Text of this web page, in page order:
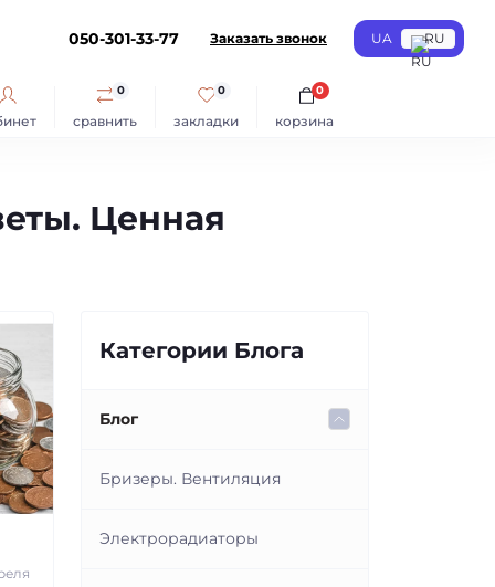
050-301-33-77 Заказать звонок UA RU
сравнить
0
закладки
0
корзина
0
Ценная
Категории Блога
Блог
Бризеры. Вентиляция
Электрорадиаторы